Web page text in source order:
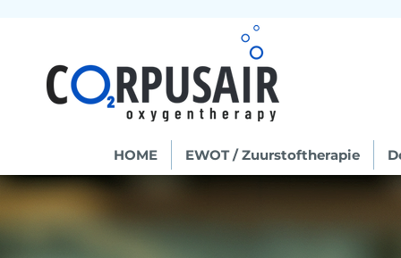
HOME EWOT / Zuurstoftherapie